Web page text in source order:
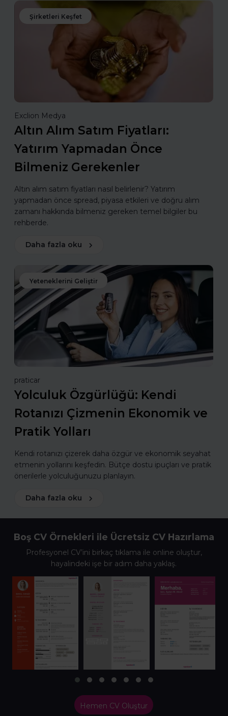
Şirketleri Keşfet
Exclion Medya
Altın Alım Satım Fiyatları:
Yatırım Yapmadan Önce
Bilmeniz Gerekenler
Altın alım satım fiyatları nasıl belirlenir? Yatırım
yapmadan önce spread, piyasa etkileri ve doğru alım
zamanı hakkında bilmeniz gereken temel bilgiler bu
rehberde.
Daha fazla oku
Yeteneklerini Geliştir
praticar
Yolculuk Özgürlüğü: Kendi
Rotanızı Çizmenin Ekonomik ve
Pratik Yolları
Kendi rotanızı çizerek daha özgür ve ekonomik seyahat
etmenin yollarını keşfedin. Bütçe dostu ipuçları ve pratik
önerilerle yolculuğunuzu planlayın.
Daha fazla oku
Boş CV Örnekleri ile Ücretsiz CV Hazırlama
Profesyonel CV’ini birkaç tıklama ile online oluştur,
hayalindeki işe bir adım daha yaklaş.
Hemen CV Oluştur